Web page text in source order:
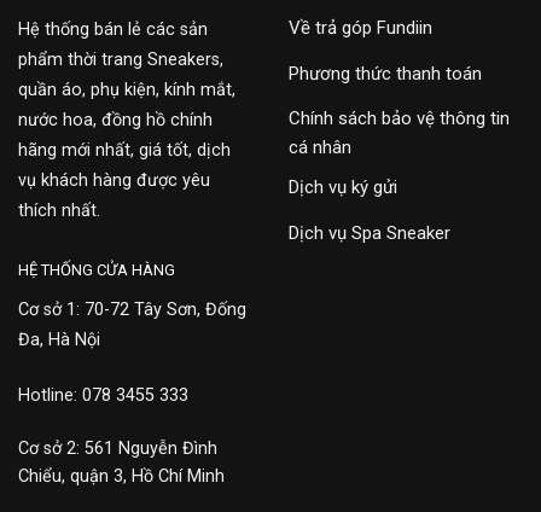
Hệ thống bán lẻ các sản
phẩm thời trang Sneakers,
quần áo, phụ kiện, kính mắt,
nước hoa, đồng hồ chính
hãng mới nhất, giá tốt, dịch
vụ khách hàng được yêu
thích nhất.
Về trả góp Fundiin
Phương thức thanh toán
Chính sách bảo vệ thông tin
cá nhân
Dịch vụ ký gửi
Dịch vụ Spa Sneaker
HỆ THỐNG CỬA HÀNG
Cơ sở 1: 70-72 Tây Sơn, Đống
Đa, Hà Nội
Hotline: 078 3455 333
Cơ sở 2: 561 Nguyễn Đình
Chiểu, quận 3, Hồ Chí Minh